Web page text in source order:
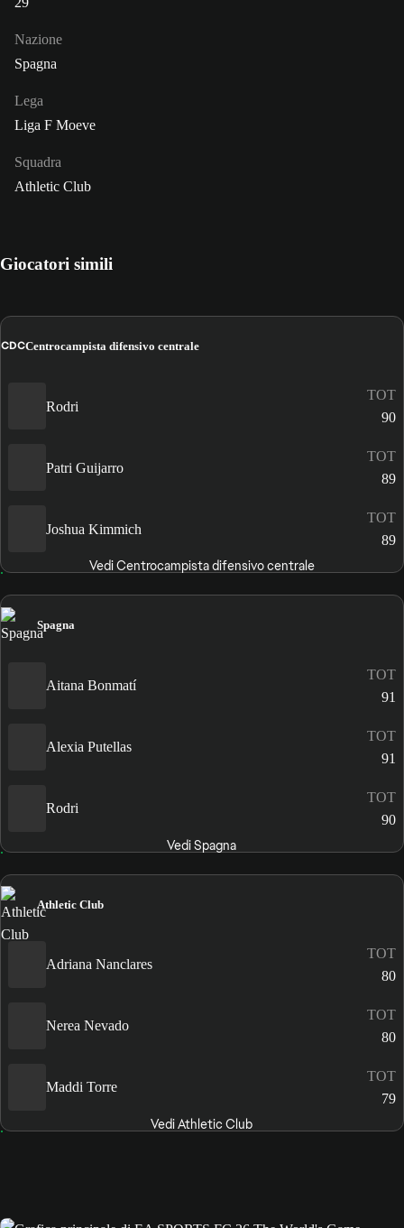
Nazione
Spagna
Lega
Liga F Moeve
Squadra
Athletic Club
Giocatori simili
CDCCentrocampista difensivo centrale
Rodri
TOT
90
Patri Guijarro
TOT
89
Joshua Kimmich
TOT
89
Vedi Centrocampista difensivo centrale
Spagna
Aitana Bonmatí
TOT
91
Alexia Putellas
TOT
91
Rodri
TOT
90
Vedi Spagna
Athletic Club
Adriana Nanclares
TOT
80
Nerea Nevado
TOT
80
Maddi Torre
TOT
79
Vedi Athletic Club